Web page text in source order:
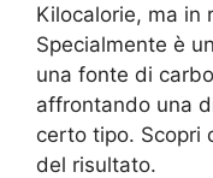
Kilocalorie, ma in
Specialmente è
una fonte di
affrontando una
certo tipo. Scopri
del risultato.